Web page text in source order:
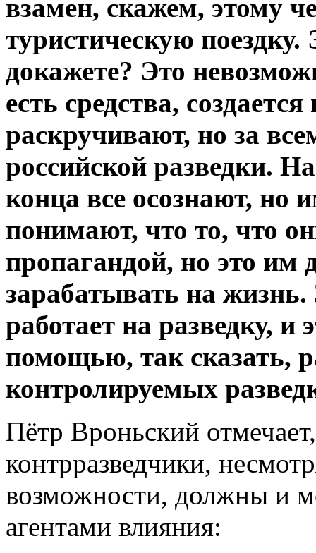
взамен, скажем, этому
туристическую
докажете? Это
есть средства,
раскручивают, но за
российской разведки.
конца все осознают, но
понимают, что то, что
пропагандой, но это им
зарабатывать на жизнь.
работает на разведку, и
помощью, так сказать,
контролируемых
Пётр Вроньский
контрразведчики,
возможности, должны и
агентами влияния: